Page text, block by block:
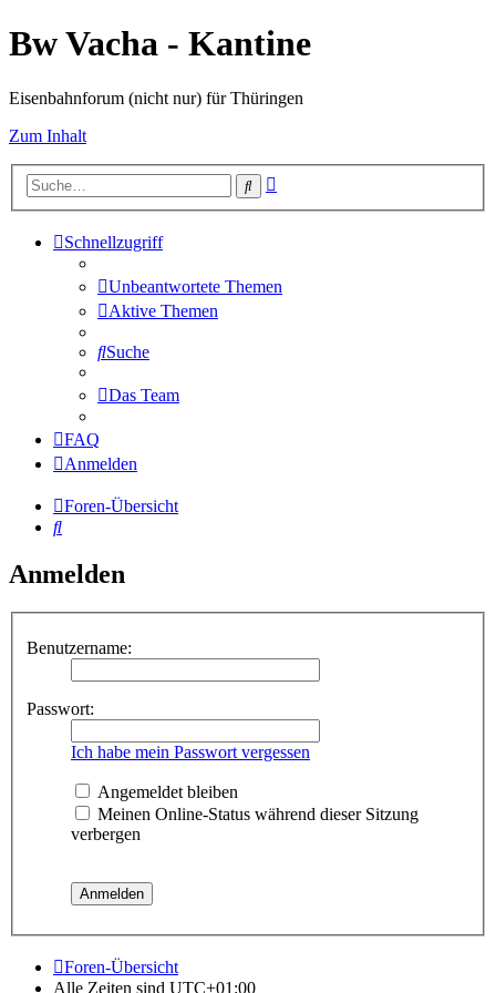
Bw Vacha - Kantine
Eisenbahnforum (nicht nur) für Thüringen
Zum Inhalt
Suche
Schnellzugriff
Unbeantwortete Themen
Aktive Themen
Suche
Das Team
FAQ
Anmelden
Foren-Übersicht
Suche
Anmelden
Benutzername:
Passwort:
Ich habe mein Passwort vergessen
Angemeldet bleiben
Meinen Online-Status während dieser Sitzung
verbergen
Foren-Übersicht
Alle Zeiten sind UTC+01:00